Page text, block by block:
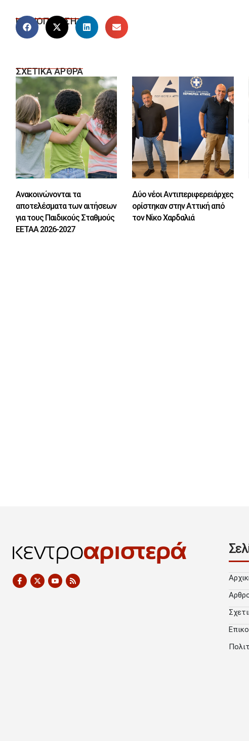
ΚΟΙΝΟΠΟΙΗΣΗ
ΣΧΕΤΙΚΑ ΑΡΘΡΑ
Ανακοινώνονται τα
αποτελέσματα των αιτήσεων
για τους Παιδικούς Σταθμούς
ΕΕΤΑΑ 2026-2027
Δύο νέοι Αντιπεριφερειάρχες
ορίστηκαν στην Αττική από
τον Νίκο Χαρδαλιά